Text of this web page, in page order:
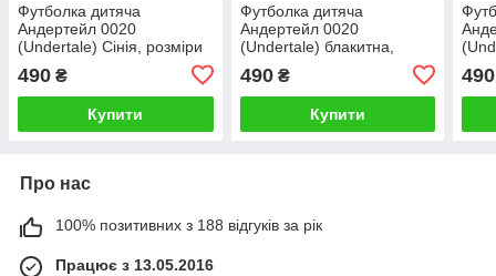
Футболка дитяча
Андертейл 0020
(Undertale) Сінія, розміри
104-116-128-140-152-164
490 ₴
Купити
Футболка дитяча
Андертейл 0020
(Undertale) блакитна,
розміри 104-116-128-140-
152-164
490₴
Купити
490
Про нас
100% позитивних з 188 відгуків за рік
Працює з 13.05.2016